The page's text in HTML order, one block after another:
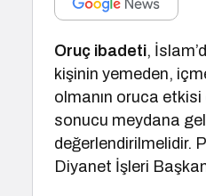
Oruç ibadeti,
kişinin yemeden,
olmanın oruca
sonucu meydana
değerlendirilmelidir.
Diyanet İşleri